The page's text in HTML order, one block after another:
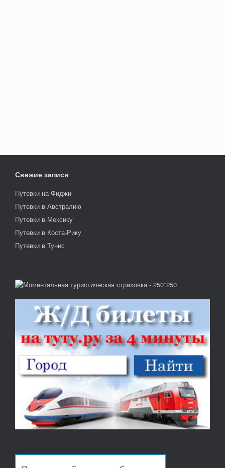
Свежие записи
Путевки на Фиджи
Путевки в Австралию
Путевки в Мексику
Путевки в Коста-Рику
Путевки в Тунис